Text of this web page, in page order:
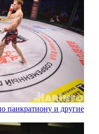
панкратиону и другие